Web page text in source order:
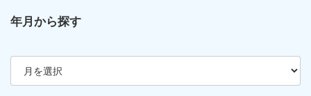
年月から探す
ア